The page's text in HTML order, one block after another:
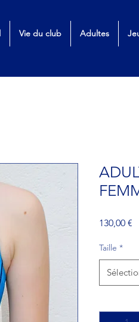
Vie du club Adultes
130,00 €
Taille *